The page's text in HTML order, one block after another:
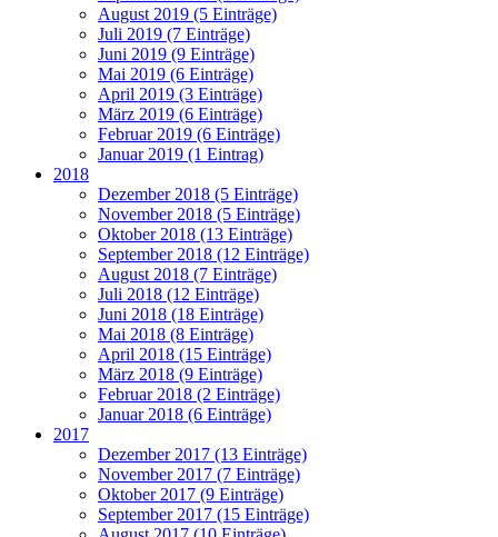
August 2019 (5 Einträge)
Juli 2019 (7 Einträge)
Juni 2019 (9 Einträge)
Mai 2019 (6 Einträge)
April 2019 (3 Einträge)
März 2019 (6 Einträge)
Februar 2019 (6 Einträge)
Januar 2019 (1 Eintrag)
2018
Dezember 2018 (5 Einträge)
November 2018 (5 Einträge)
Oktober 2018 (13 Einträge)
September 2018 (12 Einträge)
August 2018 (7 Einträge)
Juli 2018 (12 Einträge)
Juni 2018 (18 Einträge)
Mai 2018 (8 Einträge)
April 2018 (15 Einträge)
März 2018 (9 Einträge)
Februar 2018 (2 Einträge)
Januar 2018 (6 Einträge)
2017
Dezember 2017 (13 Einträge)
November 2017 (7 Einträge)
Oktober 2017 (9 Einträge)
September 2017 (15 Einträge)